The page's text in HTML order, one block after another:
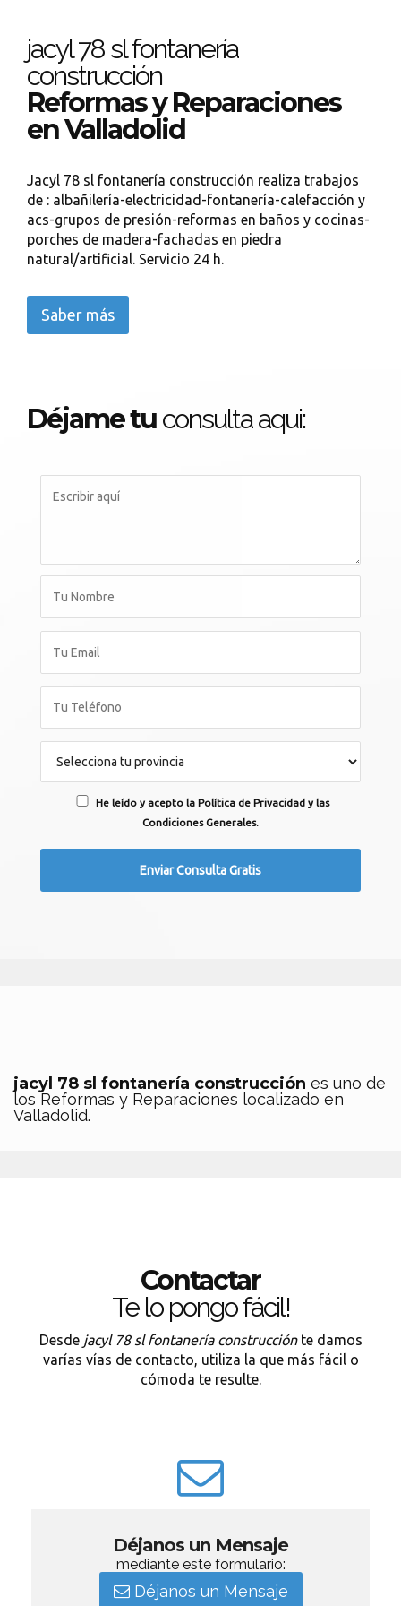
jacyl 78 sl fontanería
construcción
Reformas y Reparaciones
en Valladolid
Jacyl 78 sl fontanería construcción realiza trabajos
de : albañilería-electricidad-fontanería-calefacción y
acs-grupos de presión-reformas en baños y cocinas-
porches de madera-fachadas en piedra
natural/artificial. Servicio 24 h.
Saber más
Déjame tu consulta aqui:
He leído y acepto la Política de Privacidad y las
Condiciones Generales.
jacyl 78 sl fontanería construcción es uno de
los Reformas y Reparaciones localizado en
Valladolid.
Contactar
Te lo pongo fácil!
Desde jacyl 78 sl fontanería construcciónte damos
varías vías de contacto, utiliza la que más fácil o
cómoda te resulte.
Déjanos un Mensaje
mediante este formulario:
Déjanos un Mensaje